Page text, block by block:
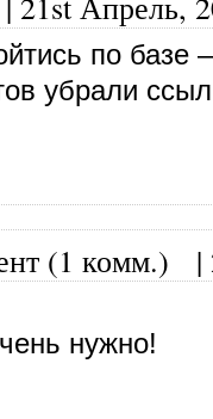
по базе
убрали
(1 комм.) |
нужно!